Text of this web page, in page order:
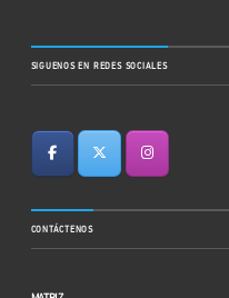
SIGUENOS EN REDES SOCIALES
CONTÁCTENOS